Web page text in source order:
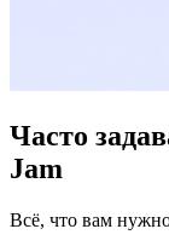
Часто
Jam
Всё, что вам